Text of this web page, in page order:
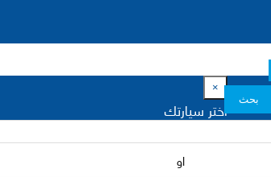
بحث
×
اختر سيارتك
او